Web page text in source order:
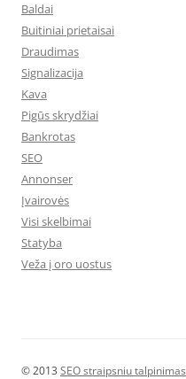
Baldai
Buitiniai prietaisai
Draudimas
Signalizacija
Kava
Pigūs skrydžiai
Bankrotas
SEO
Annonser
Įvairovės
Visi skelbimai
Statyba
Veža į oro uostus
© 2013 SEO straipsniu talpinimas